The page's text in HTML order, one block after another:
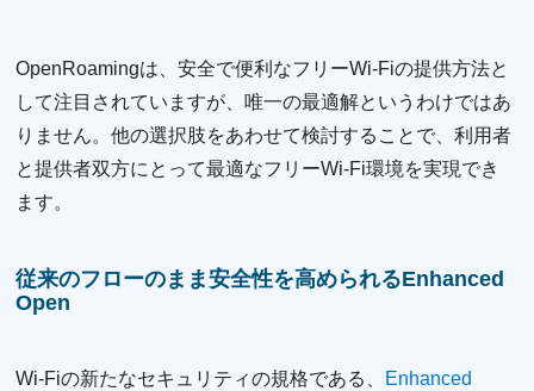
OpenRoamingは、安全で便利なフリーWi-Fiの提供方法と
して注目されていますが、唯一の最適解というわけではあ
りません。他の選択肢をあわせて検討することで、利用者
と提供者双方にとって最適なフリーWi-Fi環境を実現でき
ます。
従来のフローのまま安全性を高められるEnhanced
Open
Wi-Fiの新たなセキュリティの規格である、 Enhanced